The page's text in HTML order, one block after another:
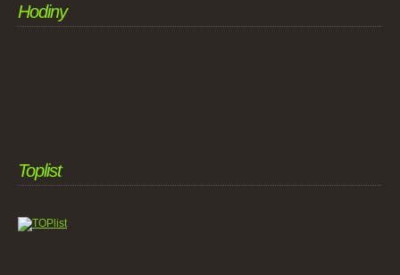
Hodiny
Toplist